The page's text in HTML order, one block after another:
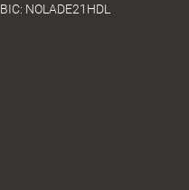
BIC: NOLADE21HDL